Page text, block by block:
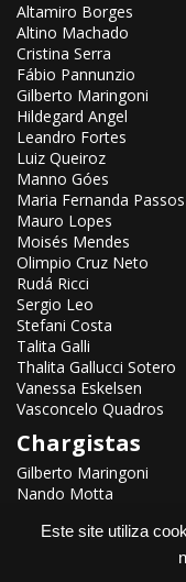
Este site utiliza
Altamiro Borges
Altino Machado
Cristina Serra
Fábio Pannunzio
Gilberto Maringoni
Hildegard Angel
Leandro Fortes
Luiz Queiroz
Manno Góes
Maria Fernanda Passos
Mauro Lopes
Moisés Mendes
Olimpio Cruz Neto
Rudá Ricci
Sergio Leo
Stefani Costa
Talita Galli
Thalita Gallucci Sotero
Vanessa Eskelsen
Vasconcelo Quadros
Chargistas
Gilberto Maringoni
Nando Motta